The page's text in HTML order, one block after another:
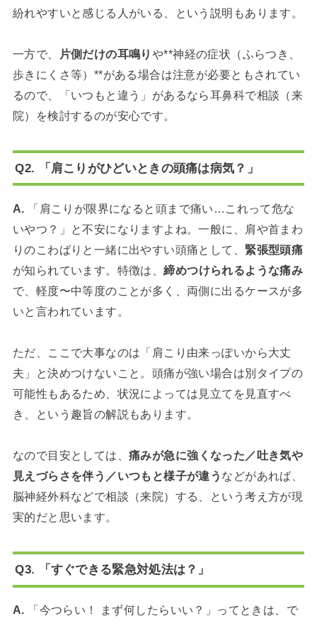
紛れやすいと感じる人がいる、という説明もあります。
一方で、 片側だけの耳鳴り や**神経の症状（ふらつき、
歩きにくさ等）**がある場合は注意が必要ともされてい
るので、「いつもと違う」があるなら耳鼻科で相談（来
院）を検討するのが安心です。
Q2. 「肩こりがひどいときの頭痛は病気？」
A. 「肩こりが限界になると頭まで痛い…これって危な
いやつ？」と不安になりますよね。一般に、肩や首まわ
りのこわばりと一緒に出やすい頭痛として、 緊張型頭痛
が知られています。特徴は、締めつけられるような痛み
で、軽度〜中等度のことが多く、両側に出るケースが多
いと言われています。
ただ、ここで大事なのは「肩こり由来っぽいから大丈
夫」と決めつけないこと。頭痛が強い場合は別タイプの
可能性もあるため、状況によっては見立てを見直すべ
き、という趣旨の解説もあります。
なので目安としては、痛みが急に強くなった／吐き気や
見えづらさを伴う／いつもと様子が違う などがあれば、
脳神経外科などで相談（来院）する、という考え方が現
実的だと思います。
Q3. 「すぐできる緊急対処法は？」
A. 「今つらい！ まず何したらいい？」ってときは、で